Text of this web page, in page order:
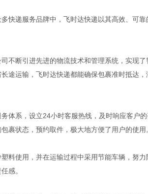
快递服务品牌中，飞时达快递以其高效、可靠
不断引进先进的物流技术和管理系统，实现了
途运输，飞时达快递都能确保包裹准时抵达，
体系，设立24小时客服热线，及时响应客户
裹状态，预约取件，极大地方便了用户的使用
料使用，并在运输过程中采用节能车辆，努力
感。